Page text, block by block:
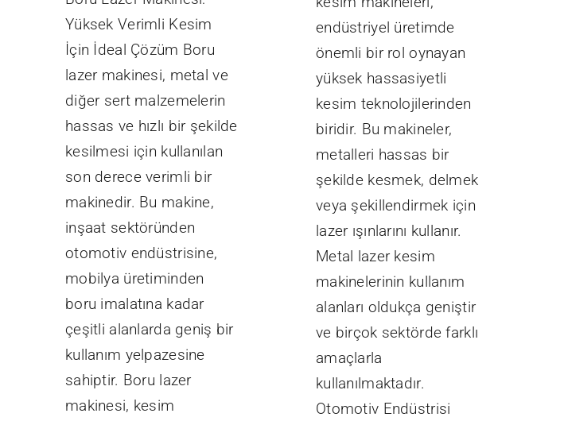
Yüksek Verimli Kesim
İçin İdeal Çözüm Boru
lazer makinesi, metal ve
diğer sert malzemelerin
hassas ve hızlı bir şekilde
kesilmesi için kullanılan
son derece verimli bir
makinedir. Bu makine,
inşaat sektöründen
otomotiv endüstrisine,
mobilya üretiminden
boru imalatına kadar
çeşitli alanlarda geniş bir
kullanım yelpazesine
sahiptir. Boru lazer
makinesi, kesim
endüstriyel üretimde
önemli bir rol oynayan
yüksek hassasiyetli
kesim teknolojilerinden
biridir. Bu makineler,
metalleri hassas bir
şekilde kesmek, delmek
veya şekillendirmek için
lazer ışınlarını kullanır.
Metal lazer kesim
makinelerinin kullanım
alanları oldukça geniştir
ve birçok sektörde farklı
amaçlarla
kullanılmaktadır.
Otomotiv Endüstrisi